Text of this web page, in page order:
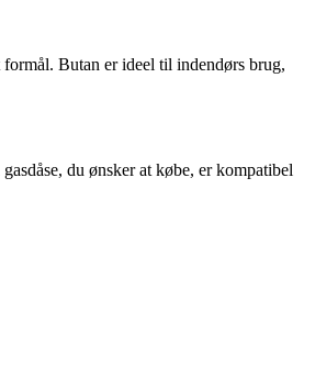
Butan er ideel til indendørs brug,
du ønsker at købe, er kompatibel